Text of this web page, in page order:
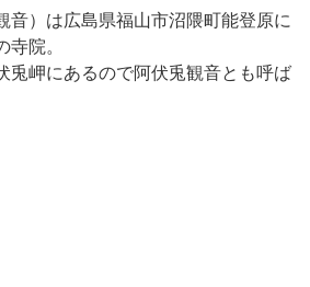
音）は広島県福山市沼隈町能登原に
寺院。
兎岬にあるので阿伏兎観音とも呼ば